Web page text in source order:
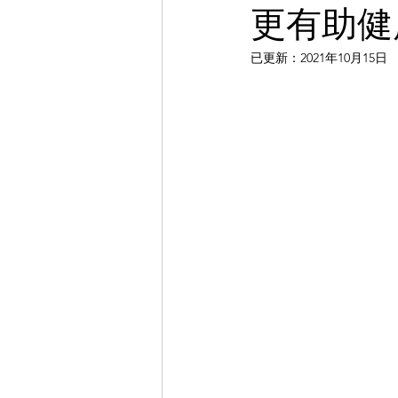
更有助
已更新： 2021年10月15日